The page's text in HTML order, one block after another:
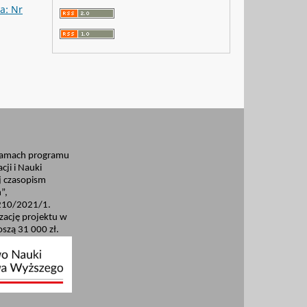
Nr
programu
i Nauki
czasopism
2021/1.
projektu w
31 000 zł.